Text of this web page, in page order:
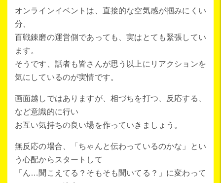
オンラインイベントは、直接的な空気感が掴みにくい
分、
百戦錬磨の運営側であっても、実はとても緊張してい
ます。
そうです、話者も皆さんが思う以上にリアクションを
気にしているのが実情です。
画面越しではありますが、相づちを打つ、反応する、
など意識的に行い
お互い気持ちの良い場を作っていきましょう。
無反応の場合、「ちゃんと伝わっているのかな」とい
う心配からスタートして
「ん…聞こえてる？そもそも聞いてる？」に変わって